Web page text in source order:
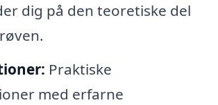
dig på den teoretiske del
Praktiske
med erfarne